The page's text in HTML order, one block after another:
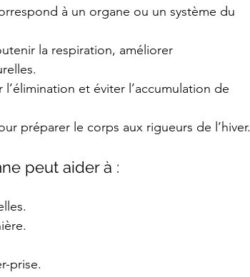
à un organe ou un système du
la respiration, améliorer
et éviter l’accumulation de
préparer le corps aux rigueurs de l’hiver.
peut aider à :
prise.